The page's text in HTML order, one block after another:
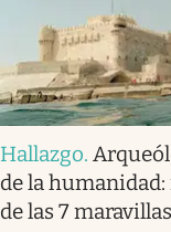
Hallazgo.
de la
de las 7